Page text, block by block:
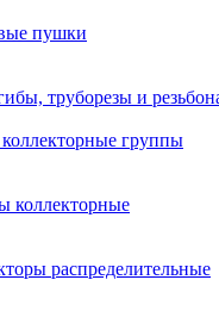
пушки
труборезы и
группы
коллекторные
распределительные